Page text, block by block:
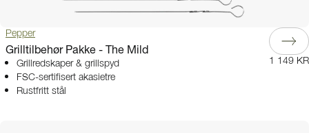
Pepper
Grilltilbehør Pakke - The Mild
Grillredskaper & grillspyd
FSC-sertifisert akasietre
Rustfritt stål
1 149 KR